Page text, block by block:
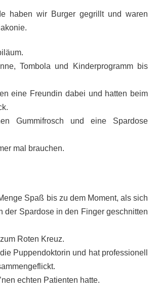
haben wir Burger gegrillt und waren
Tombola und Kinderprogramm bis
eine Freundin dabei und hatten beim
Gummifrosch und eine Spardose
mal brauchen.
Spaß bis zu dem Moment, als sich
der Spardose in den Finger geschnitten
Roten Kreuz.
Puppendoktorin und hat professionell
echten Patienten hatte.